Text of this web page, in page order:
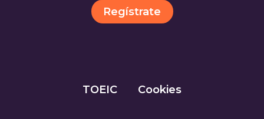
Regístrate
TOEIC Cookies